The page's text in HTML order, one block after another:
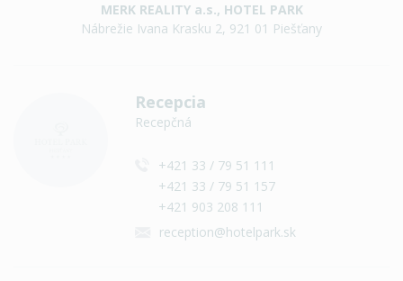
MERK REALITY a.s., HOTEL PARK
Nábrežie Ivana Krasku 2, 921 01 Piešťany
Recepcia
Recepčná
+421 33 / 79 51 111
+421 33 / 79 51 157
+421 903 208 111
reception@hotelpark.sk